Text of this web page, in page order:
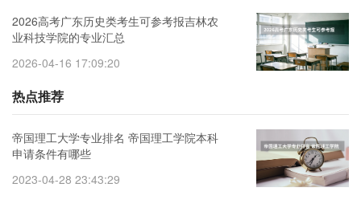
2026高考广东历史类考生可参考报吉林农
业科技学院的专业汇总
2026-04-16 17:09:20
热点推荐
帝国理工大学专业排名 帝国理工学院本科
申请条件有哪些
2023-04-28 23:43:29